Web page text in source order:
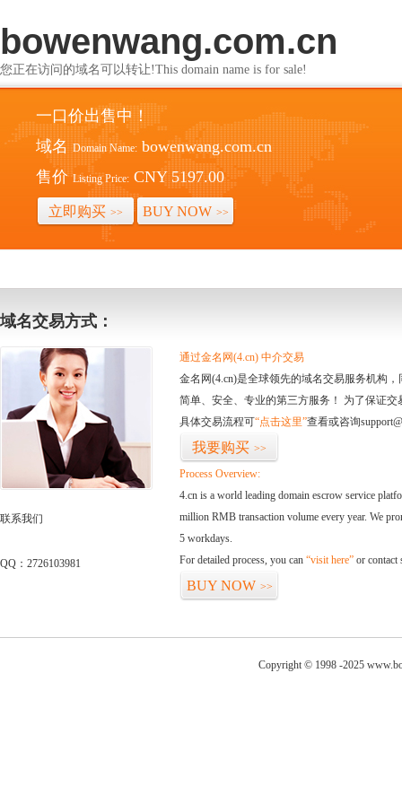
bowenwang.com.cn
您正在访问的域名可以转让!This domain name is for sale!
一口价出售中！
域名 Domain Name: bowenwang.com.cn
售价 Listing Price: CNY 5197.00
立即购买 >> BUY NOW >>
域名交易方式：
联系我们
QQ：2726103981
通过金名网(4.cn) 中介交易
金名网(4.cn)是全球领先的域名交易服务机构
简单、安全、专业的第三方服务！ 为了保证
具体交易流程可“点击这里”查看或咨询
我要购买 >>
Process Overview:
4.cn is a world leading domain escrow service
million RMB transaction volume every year. We
5 workdays.
For detailed process, you can “visit here” or contact
BUY NOW >>
Copyright © 1998 -2025